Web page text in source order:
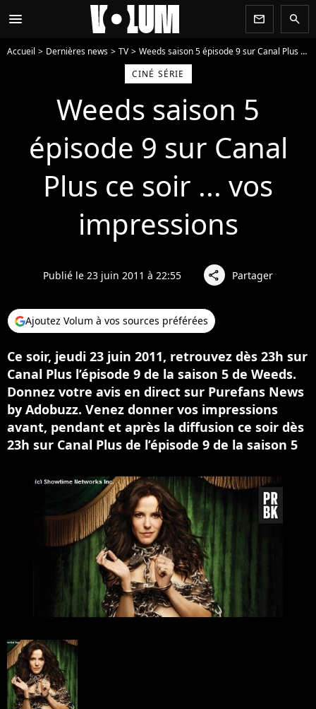
menu newsletter search
Accueil Dernières news TV
Weeds saison 5 épisode 9 sur Canal Plus ce soir ... vos impressions
CINÉ SÉRIE
Weeds saison 5
épisode 9 sur Canal
Plus ce soir ... vos
impressions
Publié le 23 juin 2011 à 22:55 share Partager
Ajoutez Volum à vos sources préférées
Ce soir, jeudi 23 juin 2011, retrouvez dès 23h sur
Canal Plus l’épisode 9 de la saison 5 de Weeds.
Donnez votre avis en direct sur Purefans News
by Adobuzz. Venez donner vos impressions
avant, pendant et après la diffusion ce soir dès
23h sur Canal Plus de l’épisode 9 de la saison 5